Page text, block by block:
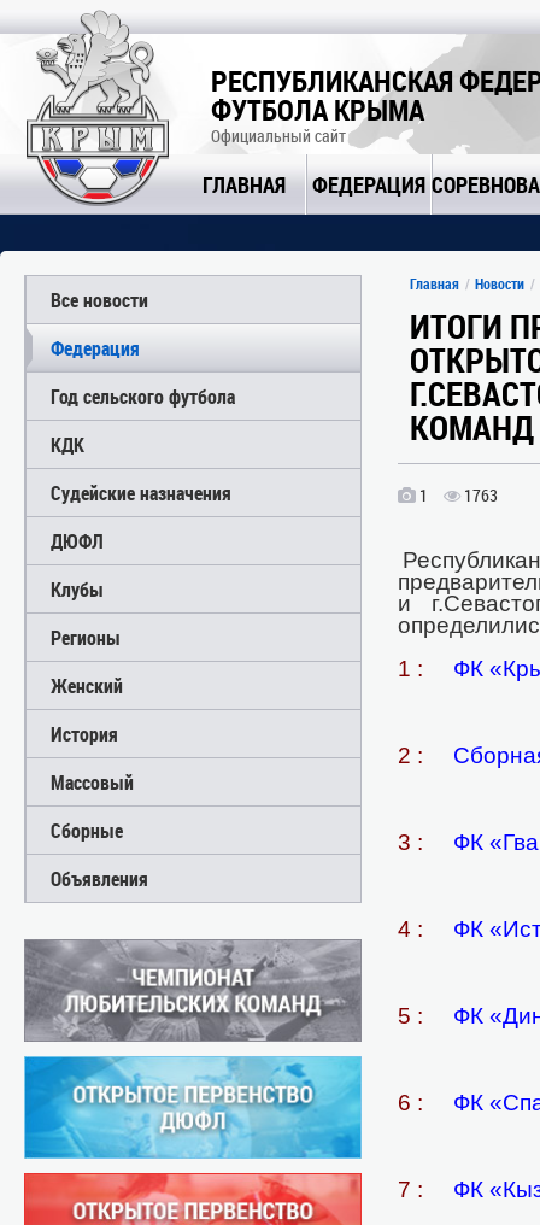
РЕСПУБЛИКАНСКАЯ
ФУТБОЛА КРЫМА
Официальный сайт
ГЛАВНАЯ ФЕДЕРАЦИЯ
Все новости
Федерация
Год сельского футбола
КДК
Судейские назначения
ДЮФЛ
Клубы
Регионы
Женский
История
Массовый
Сборные
Объявления
Главная Новости
ИТОГИ
КОМАНД
1 1763
и
1 :
ФК
2 :
3 : ФК
4 : ФК
5 : ФК
6 : ФК
7 : ФК